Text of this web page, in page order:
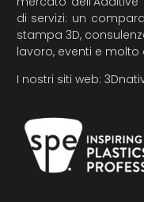
di servizi: un
stampa 3D,
lavoro, eventi e molto
I nostri siti web: